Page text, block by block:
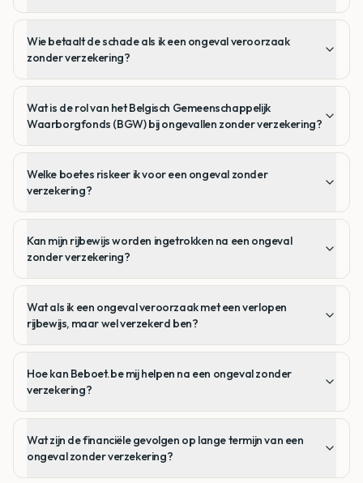
Wie betaalt de schade als ik een ongeval veroorzaak
zonder verzekering?
Wat is de rol van het Belgisch Gemeenschappelijk
Waarborgfonds (BGW) bij ongevallen zonder verzekering?
Welke boetes riskeer ik voor een ongeval zonder
verzekering?
Kan mijn rijbewijs worden ingetrokken na een ongeval
zonder verzekering?
Wat als ik een ongeval veroorzaak met een verlopen
rijbewijs, maar wel verzekerd ben?
Hoe kan Beboet.be mij helpen na een ongeval zonder
verzekering?
Wat zijn de financiële gevolgen op lange termijn van een
ongeval zonder verzekering?